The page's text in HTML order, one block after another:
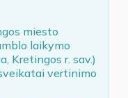
miesto
laikymo
Kretingos r. sav.)
vertinimo